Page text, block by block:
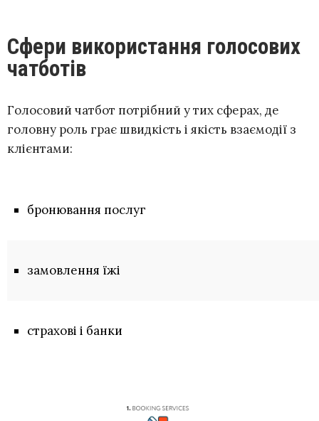
Сфери використання голосових
чатботів
Голосовий чатбот потрібний у тих сферах, де
головну роль грає швидкість і якість взаємодії з
клієнтами:
бронювання послуг
замовлення їжі
страхові і банки